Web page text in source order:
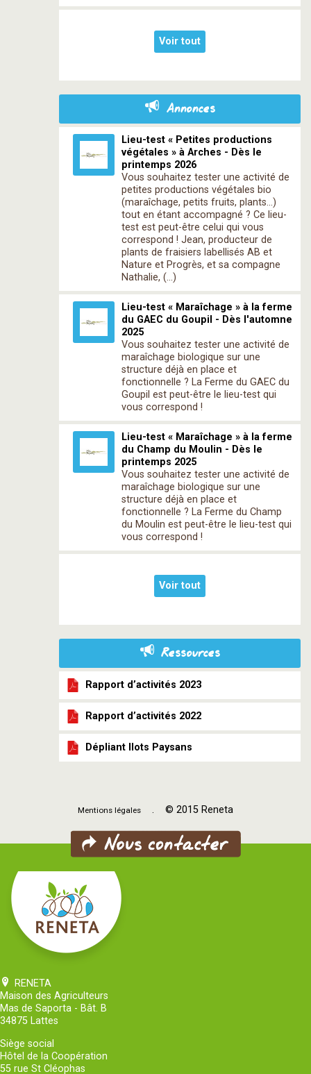
Voir tout
Annonces
Lieu-test « Petites productions
végétales » à Arches - Dès le
printemps 2026
Vous souhaitez tester une activité de
petites productions végétales bio
(maraîchage, petits fruits, plants…)
tout en étant accompagné ? Ce lieu-
test est peut-être celui qui vous
correspond ! Jean, producteur de
plants de fraisiers labellisés AB et
Nature et Progrès, et sa compagne
Nathalie, (…)
Lieu-test « Maraîchage » à la ferme
du GAEC du Goupil - Dès l'automne
2025
Vous souhaitez tester une activité de
maraîchage biologique sur une
structure déjà en place et
fonctionnelle ? La Ferme du GAEC du
Goupil est peut-être le lieu-test qui
vous correspond !
Lieu-test « Maraîchage » à la ferme
du Champ du Moulin - Dès le
printemps 2025
Vous souhaitez tester une activité de
maraîchage biologique sur une
structure déjà en place et
fonctionnelle ? La Ferme du Champ
du Moulin est peut-être le lieu-test qui
vous correspond !
Voir tout
Ressources
Rapport d’activités 2023
Rapport d’activités 2022
Dépliant Ilots Paysans
Mentions légales . © 2015 Reneta
RENETA
Maison des Agriculteurs
Mas de Saporta - Bât. B
34875 Lattes
Siège social
Hôtel de la Coopération
55 rue St Cléophas